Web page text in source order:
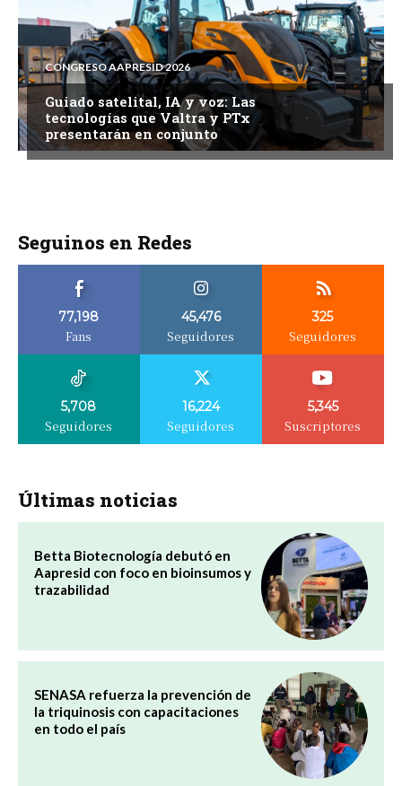
CONGRESO AAPRESID 2026
Guiado satelital, IA y voz: Las
tecnologías que Valtra y PTx
presentarán en conjunto
Seguinos en Redes
77,198
Fans
45,476
Seguidores
325
Seguidores
5,708
Seguidores
16,224
Seguidores
5,345
Suscriptores
Últimas noticias
Betta Biotecnología debutó en
Aapresid con foco en bioinsumos y
trazabilidad
SENASA refuerza la prevención de
la triquinosis con capacitaciones
en todo el país